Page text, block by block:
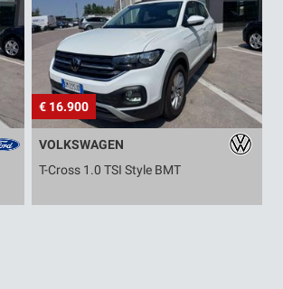
€ 16.900
VOLKSWAGEN
T-Cross 1.0 TSI Style BMT